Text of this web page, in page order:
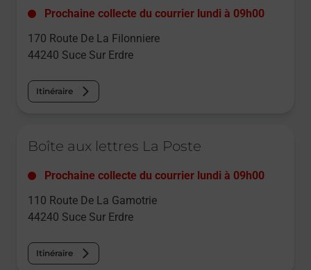
Prochaine collecte du courrier lundi à 09h00
170 Route De La Filonniere
44240 Suce Sur Erdre
Itinéraire
Boîte aux lettres La Poste
Prochaine collecte du courrier lundi à 09h00
110 Route De La Gamotrie
44240 Suce Sur Erdre
Itinéraire